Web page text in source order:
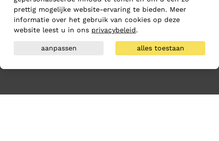
prettig mogelijke website-ervaring te bieden. Meer
informatie over het gebruik van cookies op deze
website leest u in ons privacybeleid.
aanpassen alles toestaan